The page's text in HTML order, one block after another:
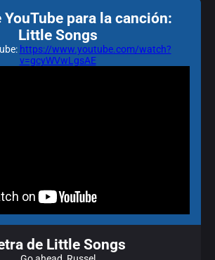
YouTube para la canción:
Little Songs
https://www.youtube.com/watch?
v=gcyWVwLgsAE
de Little Songs